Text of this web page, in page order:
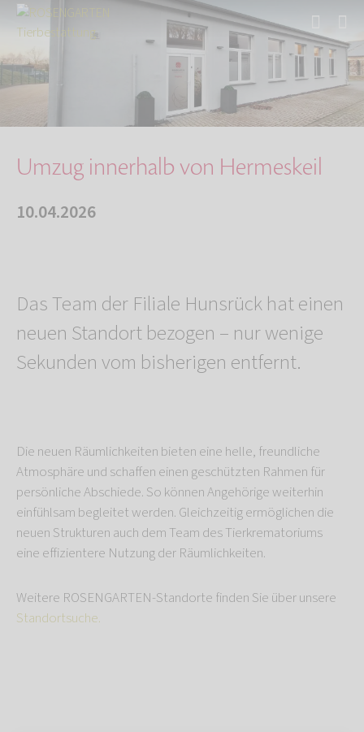
Start Umzug innerhalb von Hermeskeil
Umzug innerhalb von Hermeskeil
10.04.2026
Das Team der Filiale Hunsrück hat einen
neuen Standort bezogen – nur wenige
Sekunden vom bisherigen entfernt.
Die neuen Räumlichkeiten bieten eine helle, freundliche
Atmosphäre und schaffen einen geschützten Rahmen für
persönliche Abschiede. So können Angehörige weiterhin
einfühlsam begleitet werden. Gleichzeitig ermöglichen die
neuen Strukturen auch dem Team des Tierkrematoriums
eine effizientere Nutzung der Räumlichkeiten.
Weitere ROSENGARTEN-Standorte finden Sie über unsere
Standortsuche.